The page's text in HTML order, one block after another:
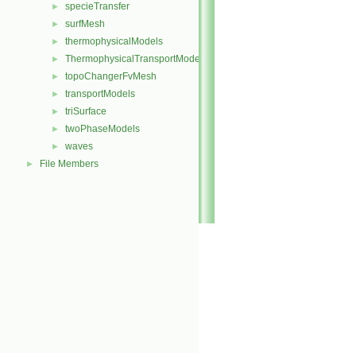
► specieTransfer
► surfMesh
► thermophysicalModels
► ThermophysicalTransportModels
► topoChangerFvMesh
► transportModels
► triSurface
► twoPhaseModels
► waves
► File Members